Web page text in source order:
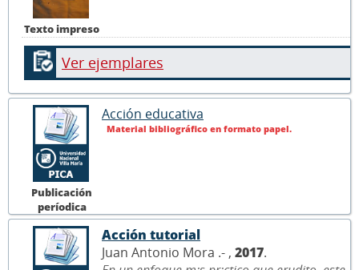
Texto impreso
Ver ejemplares
Publicación
períodica
Acción educativa
Material bibliográfico en formato papel.
Acción tutorial
Juan Antonio Mora .- , 2017.